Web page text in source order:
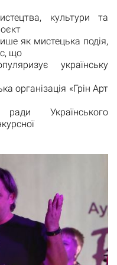
культури та
як мистецька подія,
що
українську
організація «Грін Арт
ради Українського